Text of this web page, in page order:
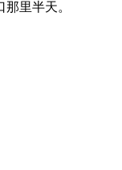
里半天。